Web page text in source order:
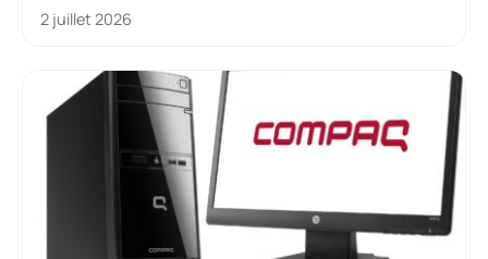
2 juillet 2026